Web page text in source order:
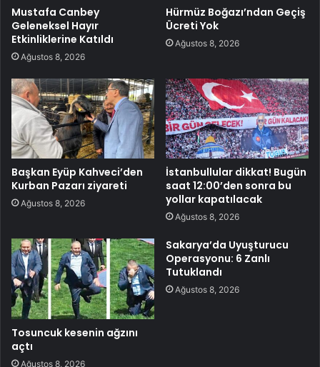
Mustafa Canbey
Geleneksel Hayır
Etkinliklerine Katıldı
Ağustos 8, 2026
Hürmüz Boğazı’ndan Geçiş
Ücreti Yok
Ağustos 8, 2026
Başkan Eyüp Kahveci’den
Kurban Pazarı ziyareti
Ağustos 8, 2026
İstanbullular dikkat! Bugün
saat 12:00’den sonra bu
yollar kapatılacak
Ağustos 8, 2026
Tosuncuk kesenin ağzını
açtı
Ağustos 8, 2026
Sakarya’da Uyuşturucu
Operasyonu: 6 Zanlı
Tutuklandı
Ağustos 8, 2026